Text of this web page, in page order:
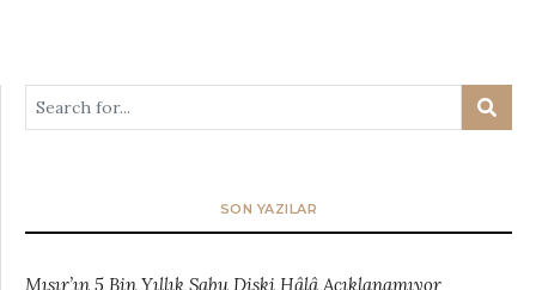
SON YAZILAR
Mısır’ın 5 Bin Yıllık Sabu Diski Hâlâ Açıklanamıyor